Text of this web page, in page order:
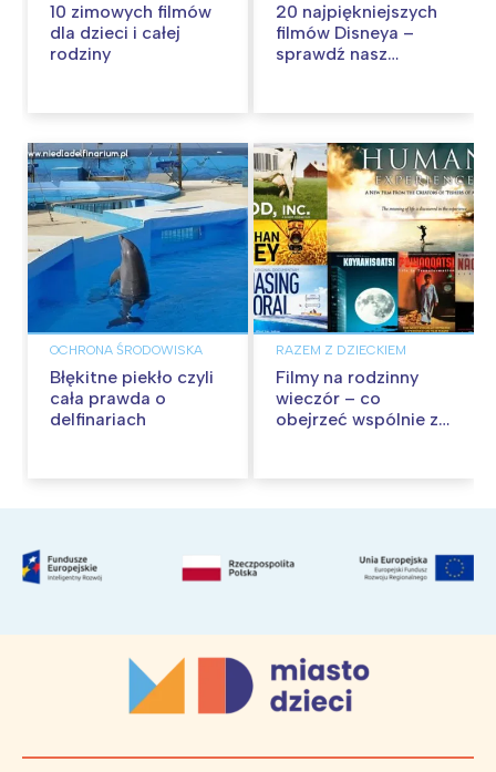
10 zimowych filmów
dla dzieci i całej
rodziny
20 najpiękniejszych
filmów Disneya –
sprawdź nasz
OCHRONA ŚRODOWISKA
Błękitne piekło czyli
cała prawda o
delfinariach
RAZEM Z DZIECKIEM
Filmy na rodzinny
wieczór – co
obejrzeć wspólnie z